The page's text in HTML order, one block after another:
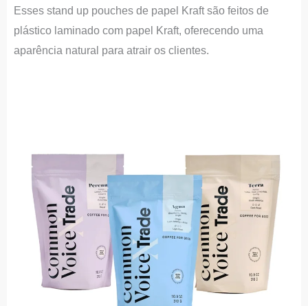
Esses stand up pouches de papel Kraft são feitos de
plástico laminado com papel Kraft, oferecendo uma
aparência natural para atrair os clientes.